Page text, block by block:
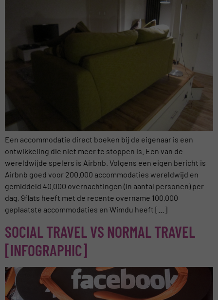
Een accommodatie direct boeken bij de eigenaar is een
ontwikkeling die niet meer te stoppen is. Een van de
wereldwijde spelers is Airbnb. Volgens een eigen bericht is
Airbnb goed voor 200.000 accommodaties wereldwijd en
gemiddeld 40.000 overnachtingen (in aantal personen) per
dag. 9flats heeft met de recente overname 100.000
geplaatste accommodaties en Wimdu heeft […]
SOCIAL TRAVEL VS NORMAL TRAVEL
[INFOGRAPHIC]